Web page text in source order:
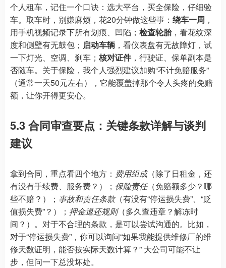
个人租车，记住一个口诀：选大平台，买全保险，仔细验
车。取车时，别嫌麻烦，花20分钟做这些事： 绕车一周 ，
用手机视频记录下所有划痕、凹陷； 检查轮胎，看花纹深
度和侧壁有无鼓包； 启动车辆 ，看仪表盘有无故障灯，试
一下灯光、空调、刹车； 核对证件，行驶证、保单副本是
否随车。关于保险，我个人强烈建议加购“不计免赔服务”
（通常一天50元左右），它能覆盖掉那个令人头疼的免赔
额，让你开得更安心。
5.3 合同审查要点：关键条款详解与谈判
建议
拿到合同，重点看四个地方： 费用组成（除了日租金，还
有没有手续费、服务费？）； 保险责任（免赔额多少？哪
些不赔？）； 事故和责任条款（有没有“停运损失费”、“贬
值损失费”？）； 押金退还规则（多久查违章？解冻时
间？）。对于不合理的条款，是可以尝试沟通的。比如，
对于“停运损失费”，你可以询问“如果我能提供维修厂的维
修天数证明，能否按实际天数计算？” 大公司可能不让
步，但问一下总没坏处。